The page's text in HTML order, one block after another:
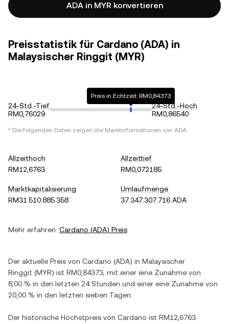
ADA in MYR konvertieren
Preisstatistik für Cardano (ADA) in
Malaysischer Ringgit (MYR)
24-Std.-Tief
RM0,76029
Preis in Echtzeit: RM0,84373
24-Std.-Hoch
RM0,86540
* Die folgenden Daten zeigen die Marktinformationen von ADA.
Allzeithoch
RM12,6763
Allzeittief
RM0,072185
Marktkapitalisierung
RM31.510.885.358
Umlaufmenge
37.347.307.716 ADA
Mehr erfahren: Cardano (ADA) Preis
Der aktuelle Preis von Cardano (ADA) in Malaysischer
Ringgit (MYR) ist RM0,84373 , mit einer eine Zunahme von
8,00 % in den letzten 24 Stunden und einer eine Zunahme von
20,00 % in den letzten sieben Tagen.
Der historische Höchstpreis von Cardano ist RM12,6763